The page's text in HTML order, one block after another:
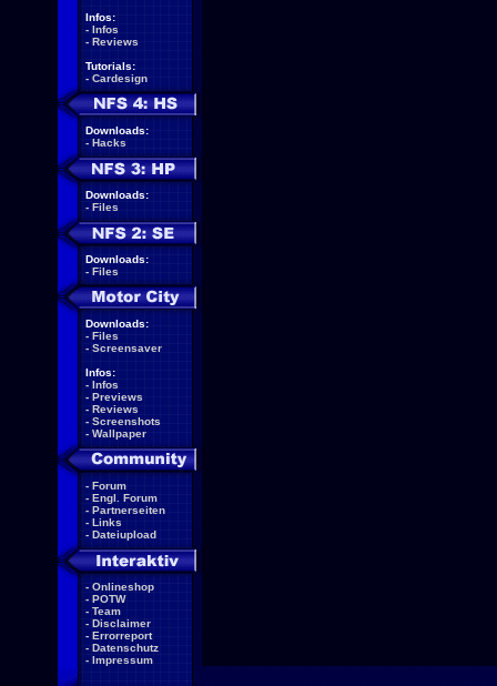
Infos:
- Infos
- Reviews
Tutorials:
- Cardesign
Downloads:
- Hacks
Downloads:
- Files
Downloads:
- Files
Downloads:
- Files
- Screensaver
Infos:
- Infos
- Previews
- Reviews
- Screenshots
- Wallpaper
- Forum
- Engl. Forum
- Partnerseiten
- Links
- Dateiupload
- Onlineshop
- POTW
- Team
- Disclaimer
- Errorreport
- Datenschutz
- Impressum